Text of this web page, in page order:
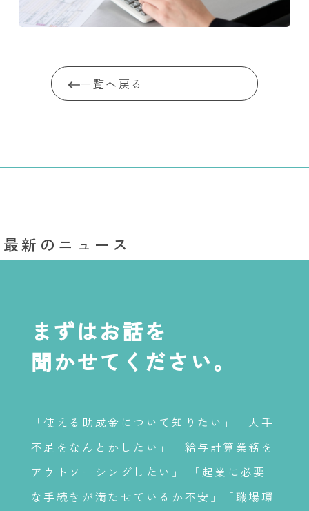
一覧へ戻る
最新のニュース
まずはお話を
聞かせてください。
「使える助成金について知りたい」「人手
不足をなんとかしたい」「給与計算業務を
アウトソーシングしたい」 「起業に必要
な手続きが満たせているか不安」「職場環